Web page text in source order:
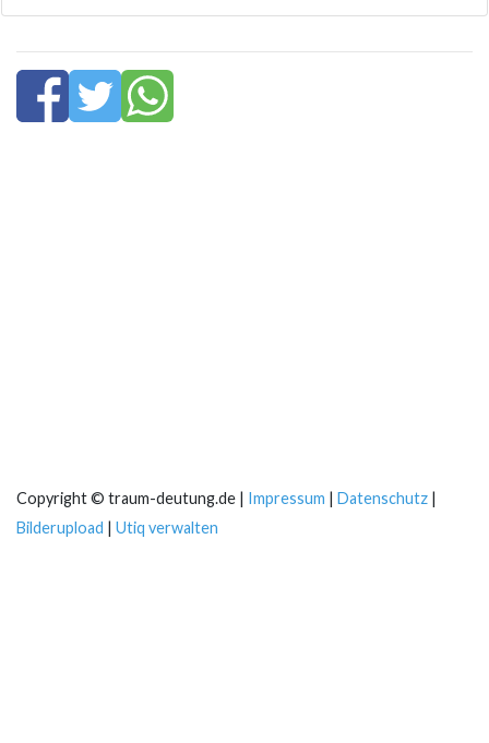
Copyright © traum-deutung.de | Impressum | Datenschutz |
Bilderupload | Utiq verwalten